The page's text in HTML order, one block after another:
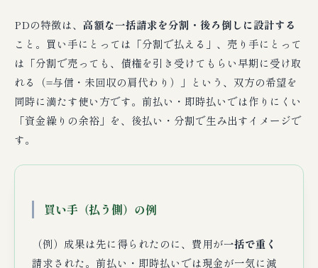
PDの特徴は、 高額な一括請求を分割・後ろ倒しに設計する
こと。買い手にとっては「分割で払える」、売り手にとって
は「分割で売っても、債権を引き受けてもらい早期に受け取
れる（=与信・未回収の肩代わり）」という、双方の希望を
同時に満たす使い方です。前払い・即時払いでは作りにくい
「資金繰りの余裕」を、後払い・分割で生み出すイメージで
す。
買い手（払う側）の例
（例）成果は先に得られたのに、費用が一括で重く
請求された。前払い・即時払いでは現金が一気に減